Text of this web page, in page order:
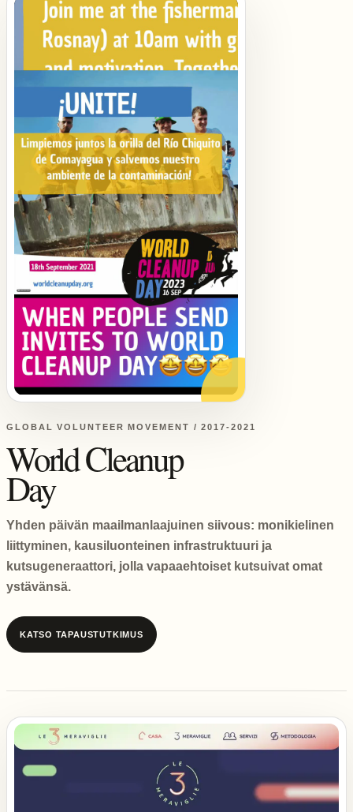
GLOBAL VOLUNTEER MOVEMENT / 2017-2021
World Cleanup
Day
Yhden päivän maailmanlaajuinen siivous: monikielinen
liittyminen, kausiluonteinen infrastruktuuri ja
kutsugeneraattori, jolla vapaaehtoiset kutsuivat omat
ystävänsä.
KATSO TAPAUSTUTKIMUS